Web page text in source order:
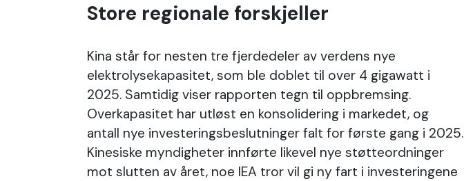
Store regionale forskjeller
Kina står for nesten tre fjerdedeler av verdens nye
elektrolysekapasitet, som ble doblet til over 4 gigawatt i
2025. Samtidig viser rapporten tegn til oppbremsing.
Overkapasitet har utløst en konsolidering i markedet, og
antall nye investeringsbeslutninger falt for første gang i 2025.
Kinesiske myndigheter innførte likevel nye støtteordninger
mot slutten av året, noe IEA tror vil gi ny fart i investeringene